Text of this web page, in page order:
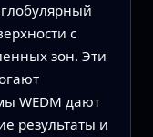
с
зон. Эти
WEDM дают
результаты и